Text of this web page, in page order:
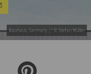
Bauhaus, Germany // © Stefan Müller